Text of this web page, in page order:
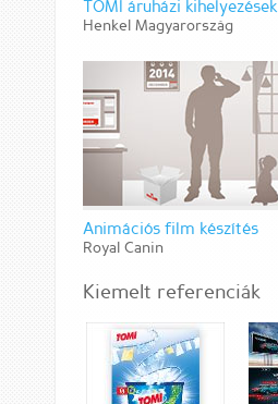
TOMI áruházi kihelyezések
Henkel Magyarország
Animációs film készítés
Royal Canin
Kiemelt referenciák